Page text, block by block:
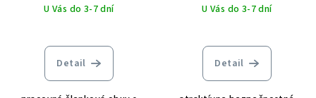
U Vás do 3-7 dní
Detail
U Vás do 3-7 dní
Detail